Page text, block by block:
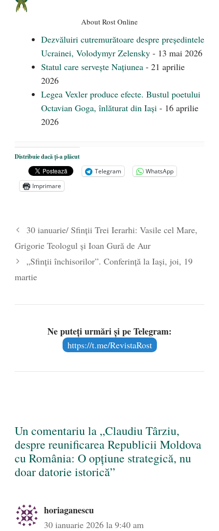
About Rost Online
Dezvăluiri cutremurătoare despre președintele
Ucrainei, Volodymyr Zelensky - 13 mai 2026
Statul care servește Națiunea - 21 aprilie
2026
Legea Vexler produce efecte. Bustul poetului
Octavian Goga, înlăturat din Iași - 16 aprilie
2026
Distribuie dacă ți-a plăcut
Telegram
WhatsApp
Imprimare
30 ianuarie/ Sfinţii Trei Ierarhi: Vasile cel Mare,
Grigorie Teologul şi Ioan Gură de Aur
„Sfinții închisorilor”. Conferință la Iași, joi, 19
martie
Ne puteți urmări și pe Telegram:
https://t.me/RevistaRost
Un comentariu la „Claudiu Târziu,
despre reunificarea Republicii Moldova
cu România: O opțiune strategică, nu
doar datorie istorică”
horiaganescu
30 ianuarie 2026 la 9:40 am